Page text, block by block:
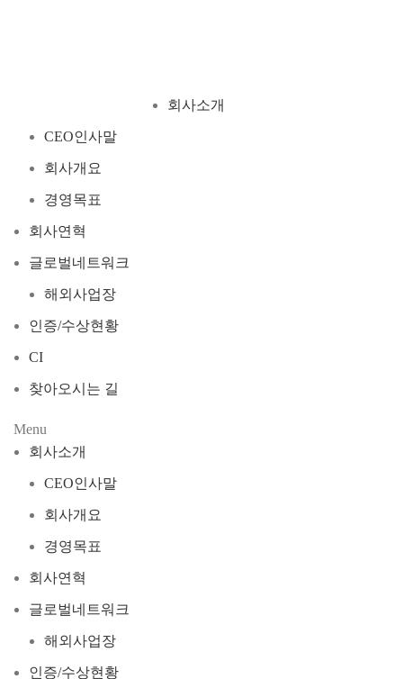
회사소개
CEO인사말
회사개요
경영목표
회사연혁
글로벌네트워크
해외사업장
인증/수상현황
CI
찾아오시는 길
Menu
회사소개
CEO인사말
회사개요
경영목표
회사연혁
글로벌네트워크
해외사업장
인증/수상현황